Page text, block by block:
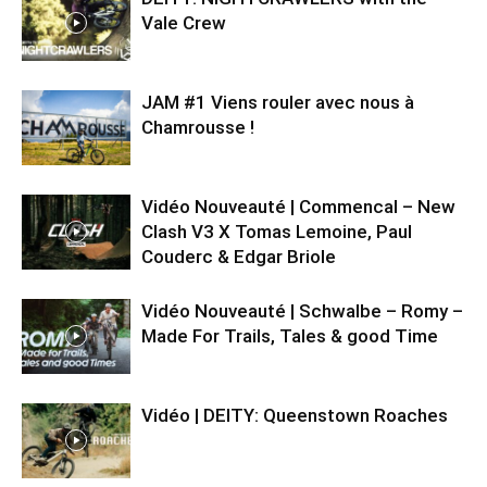
Vale Crew
JAM #1 Viens rouler avec nous à
Chamrousse !
Vidéo Nouveauté | Commencal – New
Clash V3 X Tomas Lemoine, Paul
Couderc & Edgar Briole
Vidéo Nouveauté | Schwalbe – Romy –
Made For Trails, Tales & good Time
Vidéo | DEITY: Queenstown Roaches